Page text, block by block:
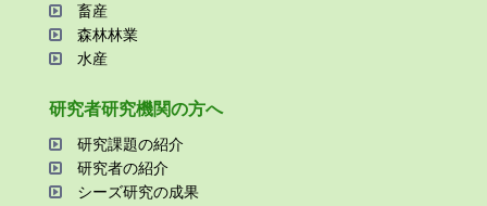
畜産
森林林業
⽔産
研究者研究機関の⽅へ
研究課題の紹介
研究者の紹介
シーズ研究の成果